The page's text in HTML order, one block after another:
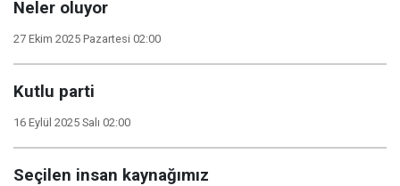
Neler oluyor
27 Ekim 2025 Pazartesi 02:00
Kutlu parti
16 Eylül 2025 Salı 02:00
Seçilen insan kaynağımız